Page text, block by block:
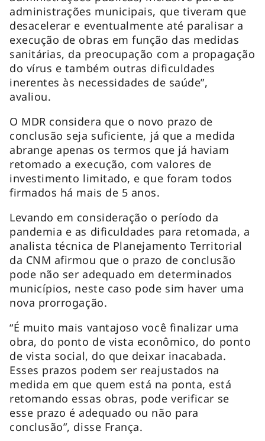
administrações municipais, que tiveram que
desacelerar e eventualmente até paralisar a
execução de obras em função das medidas
sanitárias, da preocupação com a propagação
do vírus e também outras dificuldades
inerentes às necessidades de saúde”,
avaliou.
O MDR considera que o novo prazo de
conclusão seja suficiente, já que a medida
abrange apenas os termos que já haviam
retomado a execução, com valores de
investimento limitado, e que foram todos
firmados há mais de 5 anos.
Levando em consideração o período da
pandemia e as dificuldades para retomada, a
analista técnica de Planejamento Territorial
da CNM afirmou que o prazo de conclusão
pode não ser adequado em determinados
municípios, neste caso pode sim haver uma
nova prorrogação.
“É muito mais vantajoso você finalizar uma
obra, do ponto de vista econômico, do ponto
de vista social, do que deixar inacabada.
Esses prazos podem ser reajustados na
medida em que quem está na ponta, está
retomando essas obras, pode verificar se
esse prazo é adequado ou não para
conclusão”, disse França.